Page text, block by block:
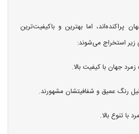
پراکنده‌اند، اما بهترین و باکیفیت‌ترین
زیر استخراج می‌شوند:
زمرد جهان با کیفیت بالا.
رنگ عمیق و شفافیتشان مشهورند.
با تنوع بالا.